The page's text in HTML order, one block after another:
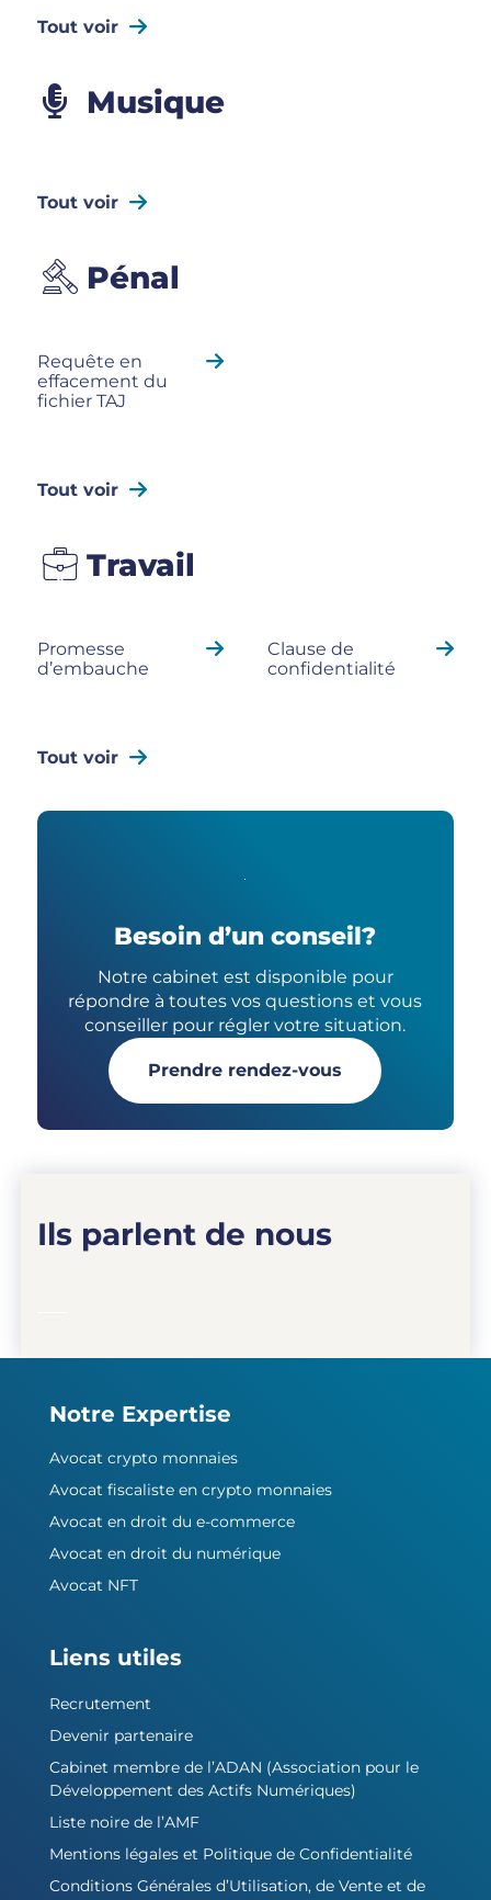
Tout voir
Musique
Tout voir
Pénal
Requête en
effacement du
fichier TAJ
Tout voir
Travail
Promesse
d’embauche
Clause de
confidentialité
Tout voir
Besoin d’un conseil?
Notre cabinet est disponible pour
répondre à toutes vos questions et vous
conseiller pour régler votre situation.
Prendre rendez-vous
Ils parlent de nous
Notre Expertise
Avocat crypto monnaies
Avocat fiscaliste en crypto monnaies
Avocat en droit du e-commerce
Avocat en droit du numérique
Avocat NFT
Liens utiles
Recrutement
Devenir partenaire
Cabinet membre de l’ADAN (Association pour le
Développement des Actifs Numériques)
Liste noire de l’AMF
Mentions légales et Politique de Confidentialité
Conditions Générales d’Utilisation, de Vente et de